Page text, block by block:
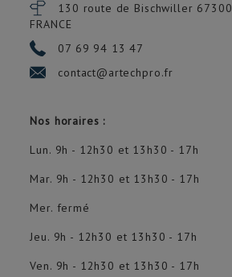
130 route de Bischwiller 67300
FRANCE
07 69 94 13 47
contact@artechpro.fr
Nos horaires :
Lun. 9h - 12h30 et 13h30 - 17h
Mar. 9h - 12h30 et 13h30 - 17h
Mer. fermé
Jeu. 9h - 12h30 et 13h30 - 17h
Ven. 9h - 12h30 et 13h30 - 17h